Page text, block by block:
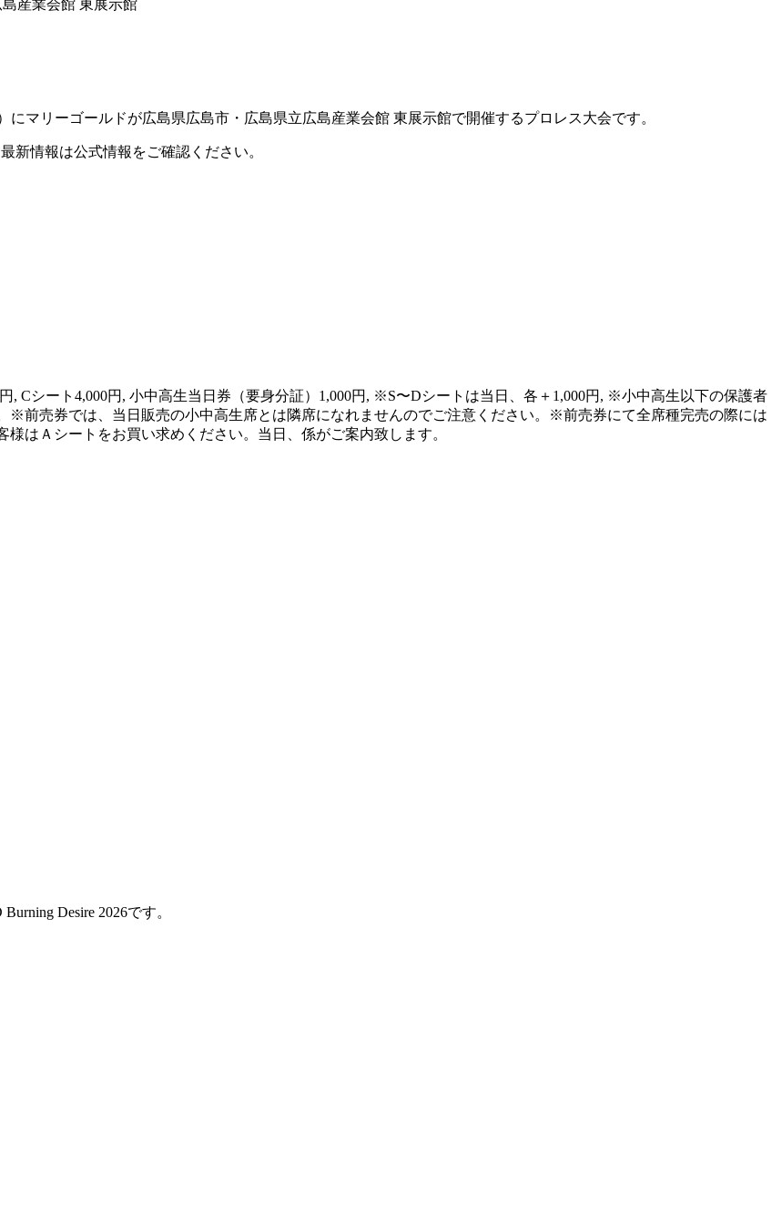
産業会館 東展示館
にマリーゴールドが広島県広島市・広島県立広島産業会館 東展示館で開催するプロレス大会です。
新情報は公式情報をご確認ください。
, Cシート4,000円, 小中高生当日券（要身分証）1,000円, ※S〜Dシートは当日、各＋1,000円, ※小中高生以下の保護者
※前売券では、当日販売の小中高生席とは隣席になれませんのでご注意ください。※前売券にて全席種完売の際には
はＡシートをお買い求めください。当日、係がご案内致します。
Desire 2026です。